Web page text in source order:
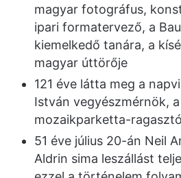
magyar fotográfus,
ipari formatervező, a
kiemelkedő tanára, a
magyar úttörője
121 éve látta meg a
István vegyészmérnök,
mozaikparketta-
51 éve július 20-án Neil
Aldrin sima leszállást